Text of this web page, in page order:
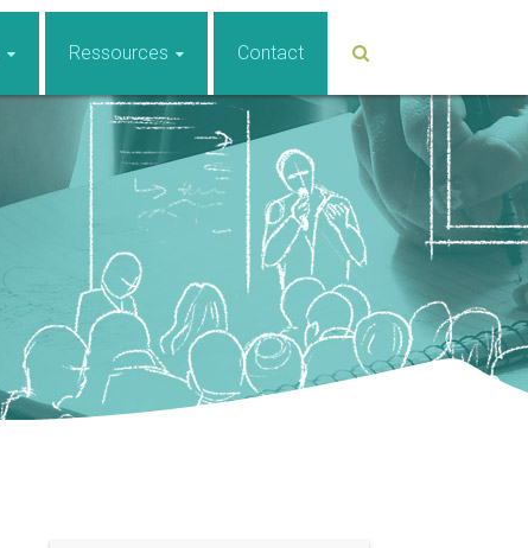
Ressources Contact